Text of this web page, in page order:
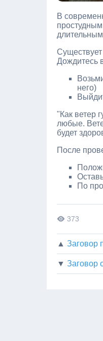
В
Дождитесь
него)
"Как ветер
любые.
будет
После
По
373
▲ Заговор
▼ Заговор